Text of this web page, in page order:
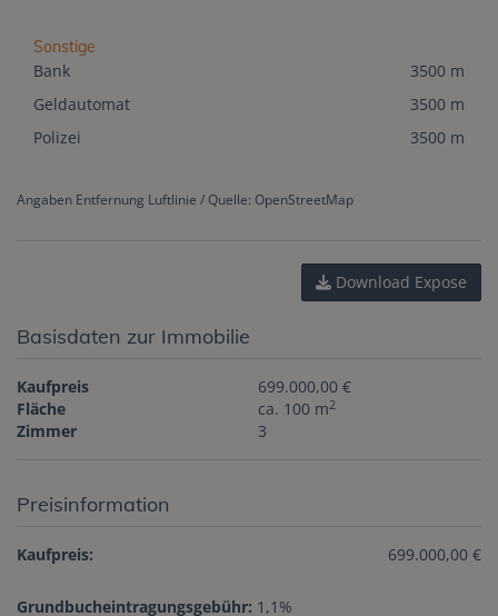
Sonstige
Bank
3500 m
Geldautomat
3500 m
Polizei
3500 m
Angaben Entfernung Luftlinie / Quelle: OpenStreetMap
Download Expose
Basisdaten zur Immobilie
Kaufpreis
699.000,00 €
Fläche
ca. 100 m2
Zimmer 3
Preisinformation
Kaufpreis: 699.000,00 €
Grundbucheintragungsgebühr: 1,1%